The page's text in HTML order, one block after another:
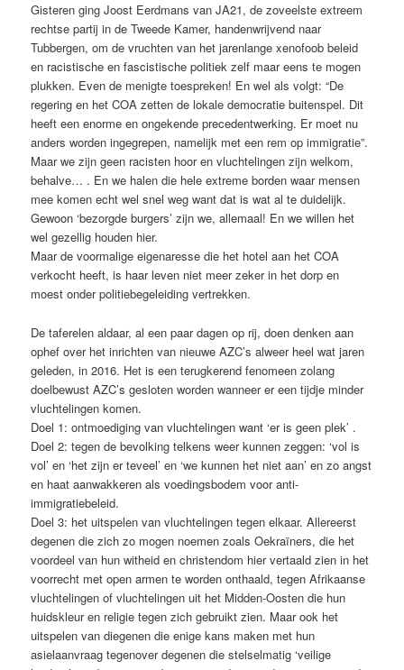
Gisteren ging Joost Eerdmans van JA21, de zoveelste extreem
rechtse partij in de Tweede Kamer, handenwrijvend naar
Tubbergen, om de vruchten van het jarenlange xenofoob beleid
en racistische en fascistische politiek zelf maar eens te mogen
plukken. Even de menigte toespreken! En wel als volgt: “De
regering en het COA zetten de lokale democratie buitenspel. Dit
heeft een enorme en ongekende precedentwerking. Er moet nu
anders worden ingegrepen, namelijk met een rem op immigratie”.
Maar we zijn geen racisten hoor en vluchtelingen zijn welkom,
behalve… . En we halen die hele extreme borden waar mensen
mee komen echt wel snel weg want dat is wat al te duidelijk.
Gewoon ‘bezorgde burgers’ zijn we, allemaal! En we willen het
wel gezellig houden hier.
Maar de voormalige eigenaresse die het hotel aan het COA
verkocht heeft, is haar leven niet meer zeker in het dorp en
moest onder politiebegeleiding vertrekken.
De taferelen aldaar, al een paar dagen op rij, doen denken aan
ophef over het inrichten van nieuwe AZC’s alweer heel wat jaren
geleden, in 2016. Het is een terugkerend fenomeen zolang
doelbewust AZC’s gesloten worden wanneer er een tijdje minder
vluchtelingen komen.
Doel 1: ontmoediging van vluchtelingen want ‘er is geen plek’ .
Doel 2: tegen de bevolking telkens weer kunnen zeggen: ‘vol is
vol’ en ‘het zijn er teveel’ en ‘we kunnen het niet aan’ en zo angst
en haat aanwakkeren als voedingsbodem voor anti-
immigratiebeleid.
Doel 3: het uitspelen van vluchtelingen tegen elkaar. Allereerst
degenen die zich zo mogen noemen zoals Oekraïners, die het
voordeel van hun witheid en christendom hier vertaald zien in het
voorrecht met open armen te worden onthaald, tegen Afrikaanse
vluchtelingen of vluchtelingen uit het Midden-Oosten die hun
huidskleur en religie tegen zich gebruikt zien. Maar ook het
uitspelen van diegenen die enige kans maken met hun
asielaanvraag tegenover degenen die stelselmatig ‘veilige